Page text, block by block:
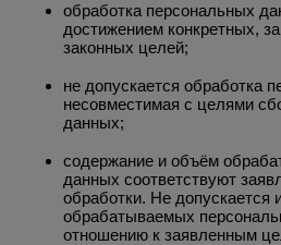
обработка персональных
достижением конкретных,
законных целей;
не допускается обработка
несовместимая с целями
данных;
содержание и объём
данных соответствуют
обработки. Не допускается
обрабатываемых
отношению к заявленным